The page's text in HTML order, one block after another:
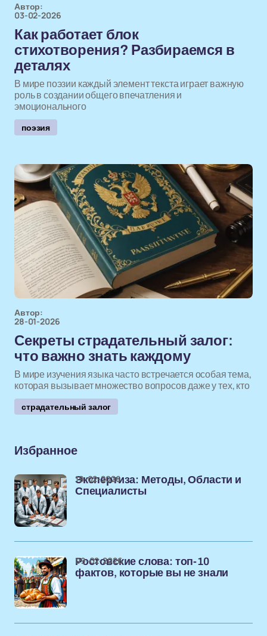
Автор:
03-02-2026
Как работает блок
стихотворения? Разбираемся в
деталях
В мире поэзии каждый элемент текста играет важную
роль в создании общего впечатления и
эмоционального
поэзия
Автор:
28-01-2026
Секреты страдательный залог:
что важно знать каждому
В мире изучения языка часто встречается особая тема,
которая вызывает множество вопросов даже у тех, кто
страдательный залог
Избранное
Экспертиза: Методы, Области и
Специалисты
19-02-2026
Ростовские слова: топ-10
фактов, которые вы не знали
09-02-2026